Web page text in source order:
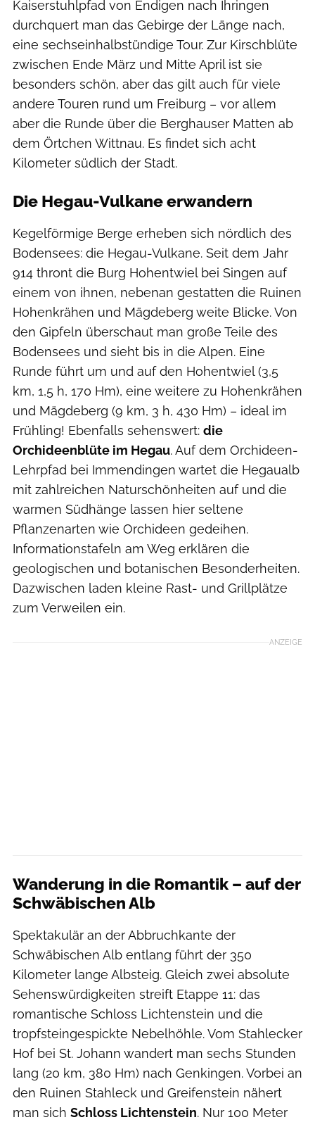
Kaiserstuhlpfad von Endigen nach Ihringen
durchquert man das Gebirge der Länge nach,
eine sechseinhalbstündige Tour. Zur Kirschblüte
zwischen Ende März und Mitte April ist sie
besonders schön, aber das gilt auch für viele
andere Touren rund um Freiburg – vor allem
aber die Runde über die Berghauser Matten ab
dem Örtchen Wittnau. Es findet sich acht
Kilometer südlich der Stadt.
Die Hegau-Vulkane erwandern
Kegelförmige Berge erheben sich nördlich des
Bodensees: die Hegau-Vulkane. Seit dem Jahr
914 thront die Burg Hohentwiel bei Singen auf
einem von ihnen, nebenan gestatten die Ruinen
Hohenkrähen und Mägdeberg weite Blicke. Von
den Gipfeln überschaut man große Teile des
Bodensees und sieht bis in die Alpen. Eine
Runde führt um und auf den Hohentwiel (3,5
km, 1,5 h, 170 Hm), eine weitere zu Hohenkrähen
und Mägdeberg (9 km, 3 h, 430 Hm) – ideal im
Frühling! Ebenfalls sehenswert: die
Orchideenblüte im Hegau. Auf dem Orchideen-
Lehrpfad bei Immendingen wartet die Hegaualb
mit zahlreichen Naturschönheiten auf und die
warmen Südhänge lassen hier seltene
Pflanzenarten wie Orchideen gedeihen.
Informationstafeln am Weg erklären die
geologischen und botanischen Besonderheiten.
Dazwischen laden kleine Rast- und Grillplätze
zum Verweilen ein.
ANZEIGE
Wanderung in die Romantik – auf der
Schwäbischen Alb
Spektakulär an der Abbruchkante der
Schwäbischen Alb entlang führt der 350
Kilometer lange Albsteig. Gleich zwei absolute
Sehenswürdigkeiten streift Etappe 11: das
romantische Schloss Lichtenstein und die
tropfsteingespickte Nebelhöhle. Vom Stahlecker
Hof bei St. Johann wandert man sechs Stunden
lang (20 km, 380 Hm) nach Genkingen. Vorbei an
den Ruinen Stahleck und Greifenstein nähert
man sich Schloss Lichtenstein. Nur 100 Meter